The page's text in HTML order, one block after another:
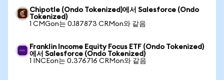
Chipotle (Ondo Tokenized)에서 Salesforce (Ondo
Tokenized)
1 CMGon는 0.187873 CRMon와 같음
Franklin Income Equity Focus ETF (Ondo Tokenized)
에서 Salesforce (Ondo Tokenized)
1 INCEon는 0.376716 CRMon와 같음